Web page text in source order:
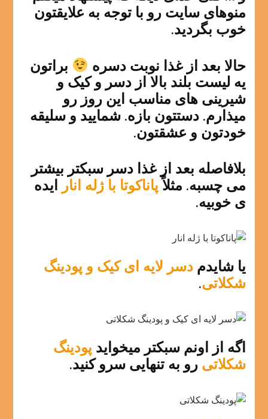
منوهای سایت رو با توجه به علایقتون
خوب بگردید.
حالا بعد از غذا نوبت دسره
براتون
یه لیست بلند بالا از دسر و کیک و
شیرینی های مناسب این روز رو
میذارم. دستتون بازه. شمایید و سلیقه
خودتون و عشقتون.
بلافاصله بعد از غذا دسر سبکتر بیشتر
می چسبه. مثلاًپاناکوتا با ژله انار ایده
ی خوبیه.
یا شایدمدسر لایه ای کیک و پودینگ
شکلاتی.
اگه از اونم سبکتر میخوایدپودینگ
شکلاتی رو به تنهایی سرو کنید.